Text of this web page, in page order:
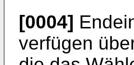
[0004]
verfügen